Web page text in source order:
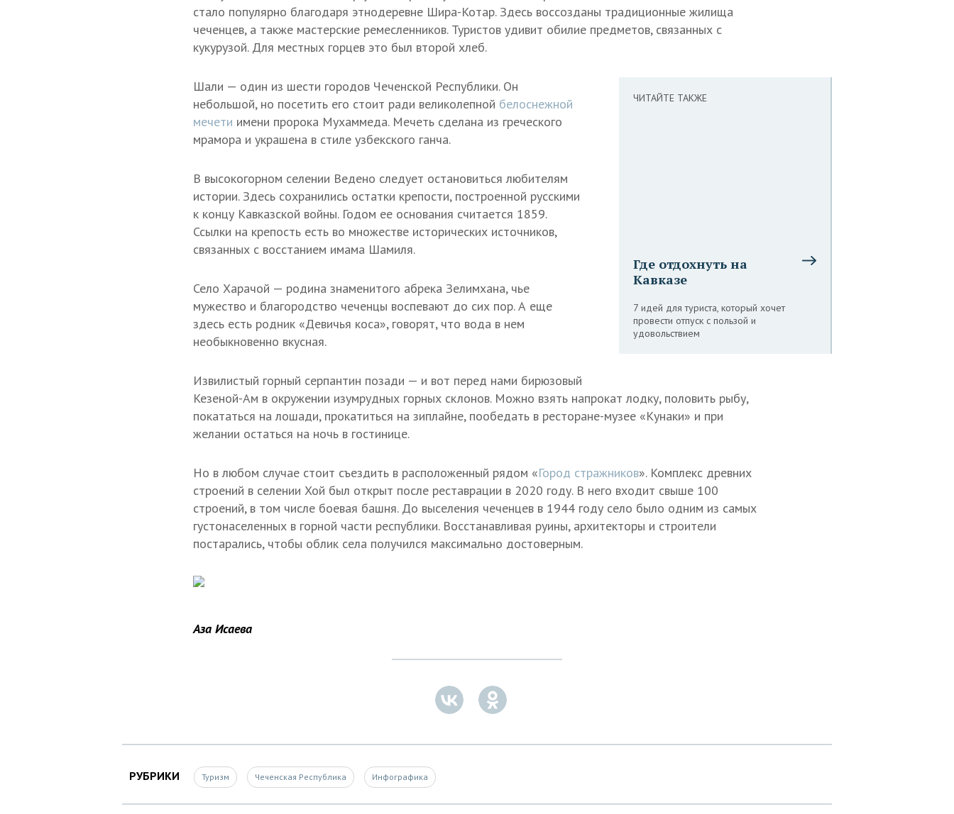
стало популярно благодаря этнодеревне Шира-Котар. Здесь воссозданы традиционные жилища
чеченцев, а также мастерские ремесленников. Туристов удивит обилие предметов, связанных с
кукурузой. Для местных горцев это был второй хлеб.
ЧИТАЙТЕ ТАКЖЕ
Где отдохнуть на
Кавказе
7 идей для туриста, который хочет
провести отпуск с пользой и
удовольствием
Шали — один из шести городов Чеченской Республики. Он
небольшой, но посетить его стоит ради великолепной белоснежной
мечети имени пророка Мухаммеда. Мечеть сделана из греческого
мрамора и украшена в стиле узбекского ганча.
В высокогорном селении Ведено следует остановиться любителям
истории. Здесь сохранились остатки крепости, построенной русскими
к концу Кавказской войны. Годом ее основания считается 1859.
Ссылки на крепость есть во множестве исторических источников,
связанных с восстанием имама Шамиля.
Село Харачой — родина знаменитого абрека Зелимхана, чье
мужество и благородство чеченцы воспевают до сих пор. А еще
здесь есть родник «Девичья коса», говорят, что вода в нем
необыкновенно вкусная.
Извилистый горный серпантин позади — и вот перед нами бирюзовый
Кезеной-Ам в окружении изумрудных горных склонов. Можно взять напрокат лодку, половить рыбу,
покататься на лошади, прокатиться на зиплайне, пообедать в ресторане-музее «Кунаки» и при
желании остаться на ночь в гостинице.
Но в любом случае стоит съездить в расположенный рядом «Город стражников». Комплекс древних
строений в селении Хой был открыт после реставрации в 2020 году. В него входит свыше 100
строений, в том числе боевая башня. До выселения чеченцев в 1944 году село было одним из самых
густонаселенных в горной части республики. Восстанавливая руины, архитекторы и строители
постарались, чтобы облик села получился максимально достоверным.
Аза Исаева
РУБРИКИ Туризм Чеченская Республика Инфографика